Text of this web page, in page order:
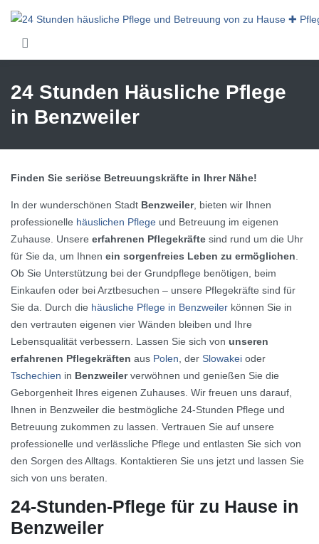
24 Stunden Häusliche Pflege
in Benzweiler
Finden Sie seriöse Betreuungskräfte in Ihrer Nähe!
In der wunderschönen Stadt Benzweiler, bieten wir Ihnen
professionelle häuslichen Pflege und Betreuung im eigenen
Zuhause. Unsere erfahrenen Pflegekräfte sind rund um die Uhr
für Sie da, um Ihnen ein sorgenfreies Leben zu ermöglichen.
Ob Sie Unterstützung bei der Grundpflege benötigen, beim
Einkaufen oder bei Arztbesuchen – unsere Pflegekräfte sind für
Sie da. Durch die häusliche Pflege in Benzweiler können Sie in
den vertrauten eigenen vier Wänden bleiben und Ihre
Lebensqualität verbessern. Lassen Sie sich von unseren
erfahrenen Pflegekräften aus Polen, der Slowakei oder
Tschechien in Benzweilerverwöhnen und genießen Sie die
Geborgenheit Ihres eigenen Zuhauses. Wir freuen uns darauf,
Ihnen in Benzweiler die bestmögliche 24-Stunden Pflege und
Betreuung zukommen zu lassen. Vertrauen Sie auf unsere
professionelle und verlässliche Pflege und entlasten Sie sich von
den Sorgen des Alltags. Kontaktieren Sie uns jetzt und lassen Sie
sich von uns beraten.
24-Stunden-Pflege für zu Hause in
Benzweiler